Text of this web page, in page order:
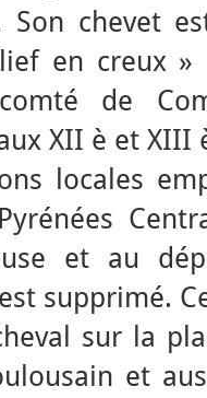
Son chevet
en creux
de
XII è et XIII
locales
et au
est supprimé.
sur la
et